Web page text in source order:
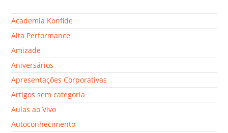
Academia Konfide
Alta Performance
Amizade
Aniversários
Apresentações Corporativas
Artigos sem categoria
Aulas ao Vivo
Autoconhecimento